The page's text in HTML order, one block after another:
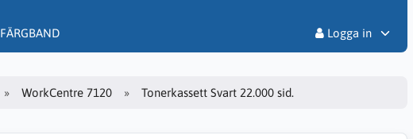
FÄRGBAND
Logga in
WorkCentre 7120 Tonerkassett Svart 22.000 sid.